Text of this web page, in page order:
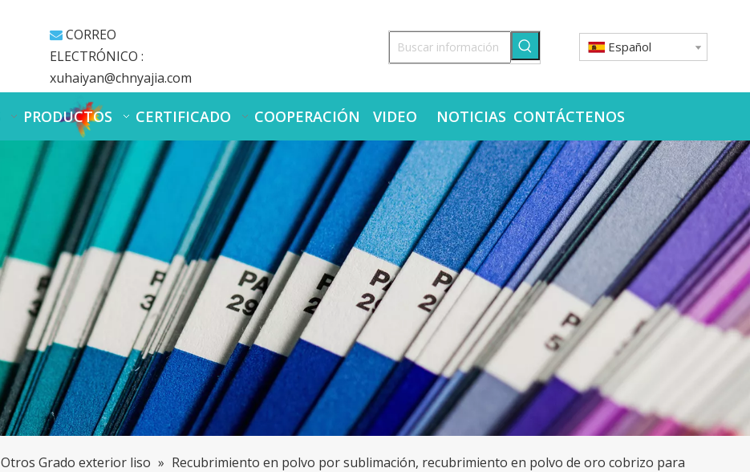
 CORREO
ELECTRÓNICO :
xuhaiyan@chnyajia.com
Español
PRODUCTOS CERTIFICADO COOPERACIÓN VIDEO NOTICIAS CONTÁCTENOS
Otros Grado exterior liso » Recubrimiento en polvo por sublimación, recubrimiento en polvo de oro cobrizo para